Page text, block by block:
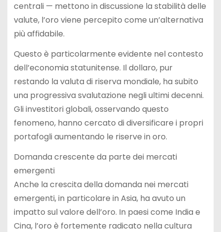
centrali — mettono in discussione la stabilità delle
valute, l’oro viene percepito come un’alternativa
più affidabile.
Questo è particolarmente evidente nel contesto
dell’economia statunitense. Il dollaro, pur
restando la valuta di riserva mondiale, ha subito
una progressiva svalutazione negli ultimi decenni.
Gli investitori globali, osservando questo
fenomeno, hanno cercato di diversificare i propri
portafogli aumentando le riserve in oro.
Domanda crescente da parte dei mercati
emergenti
Anche la crescita della domanda nei mercati
emergenti, in particolare in Asia, ha avuto un
impatto sul valore dell’oro. In paesi come India e
Cina, l’oro è fortemente radicato nella cultura